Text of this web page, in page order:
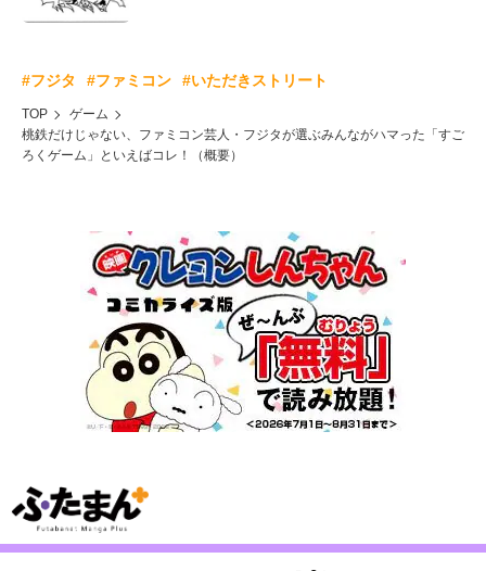
#フジタ #ファミコン #いただきストリート
TOP
ゲーム
桃鉄だけじゃない、ファミコン芸人・フジタが選ぶみんながハマった「すご
ろくゲーム」といえばコレ！（概要）